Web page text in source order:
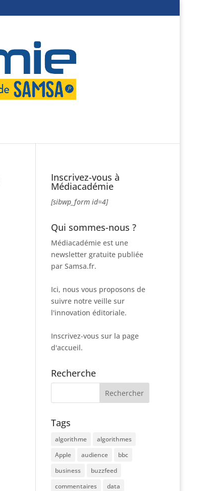
Inscrivez-vous à
Médiacadémie
[sibwp_form id=4]
Qui sommes-nous ?
Médiacadémie est une
newsletter gratuite publiée
par Samsa.fr.
Ici, nous vous proposons de
suivre notre veille sur
l'innovation éditoriale.
Inscrivez-vous sur la page
d'accueil.
Recherche
Tags
algorithme
algorithmes
Apple
audience
bbc
business
buzzfeed
commentaires
data